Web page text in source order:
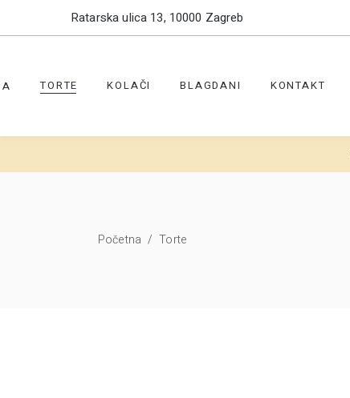
Ratarska ulica 13, 10000 Zagreb
TORTE KOLAČI BLAGDANI KONTAKT
Početna / Torte